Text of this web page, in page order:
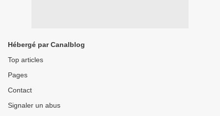
Hébergé par Canalblog
Top articles
Pages
Contact
Signaler un abus